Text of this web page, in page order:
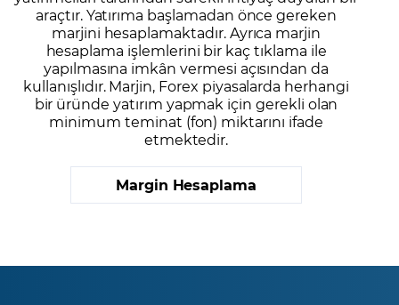
araçtır. Yatırıma başlamadan önce gereken
marjini hesaplamaktadır. Ayrıca marjin
hesaplama işlemlerini bir kaç tıklama ile
yapılmasına imkân vermesi açısından da
kullanışlıdır. Marjin, Forex piyasalarda herhangi
bir üründe yatırım yapmak için gerekli olan
minimum teminat (fon) miktarını ifade
etmektedir.
Margin Hesaplama